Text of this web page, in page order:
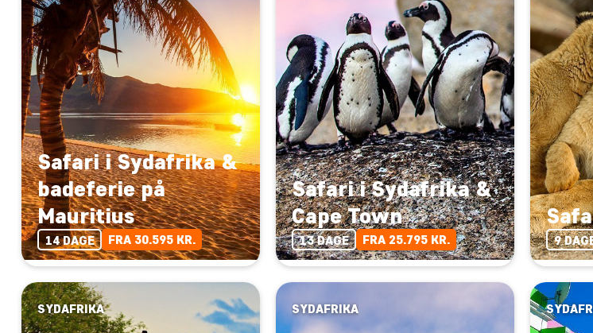
Safari i Sydafrika &
badeferie på
Mauritius
14 DAGE FRA 30.595 KR.
Safari i Sydafrika &
Cape Town
13 DAGE FRA 25.795 KR. 9
SYDAFRIKA SYDAFRIKA